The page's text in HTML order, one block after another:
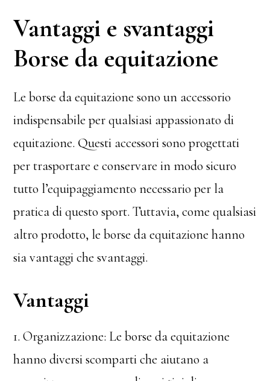
Vantaggi e svantaggi
Borse da equitazione
Le borse da equitazione sono un accessorio
indispensabile per qualsiasi appassionato di
equitazione. Questi accessori sono progettati
per trasportare e conservare in modo sicuro
tutto l’equipaggiamento necessario per la
pratica di questo sport. Tuttavia, come qualsiasi
altro prodotto, le borse da equitazione hanno
sia vantaggi che svantaggi.
Vantaggi
1. Organizzazione: Le borse da equitazione
hanno diversi scomparti che aiutano a